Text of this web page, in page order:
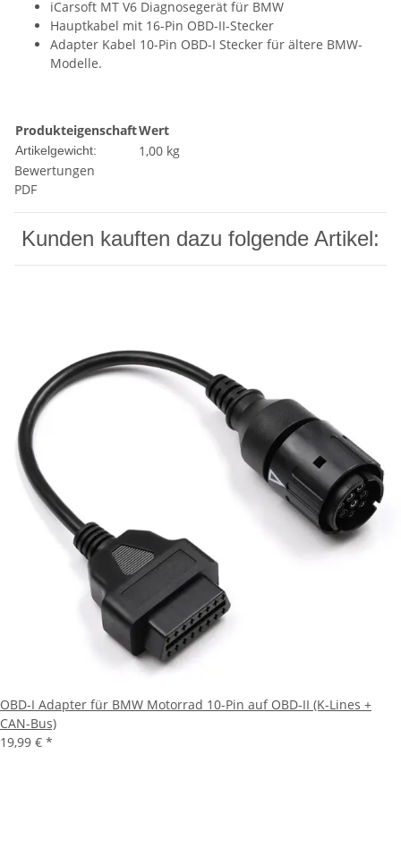
iCarsoft MT V6 Diagnosegerät für BMW
Hauptkabel mit 16-Pin OBD-II-Stecker
Adapter Kabel 10-Pin OBD-I Stecker für ältere BMW-
Modelle.
ProdukteigenschaftWert
Artikelgewicht: 1,00 kg
Bewertungen
PDF
Kunden kauften dazu folgende Artikel:
OBD-I Adapter für BMW Motorrad 10-Pin auf OBD-II (K-Lines +
CAN-Bus)
19,99 € *